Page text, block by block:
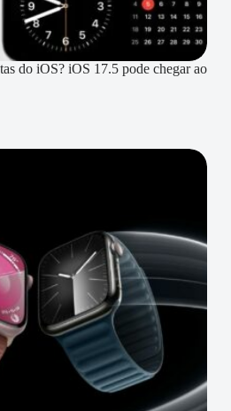
do iOS? iOS 17.5 pode chegar ao